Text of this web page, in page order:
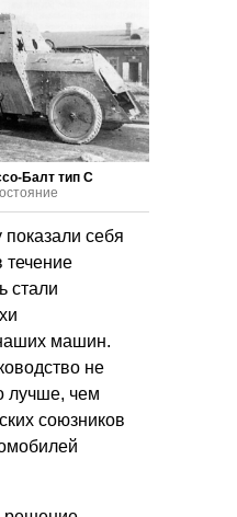
Балт тип С
себя
течение
стали
машин.
не
лучше, чем
союзников